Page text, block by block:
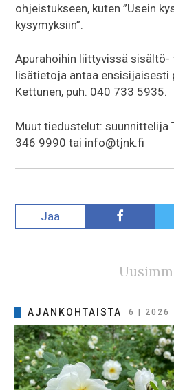
ohjeistukseen, kuten ”Usein
kysymyksiin”.
Apurahoihin liittyvissä sisältö-
lisätietoja antaa ensisijaisesti
Kettunen, puh. 040 733 5935.
Muut tiedustelut: suunnittelija
346 9990 tai info@tjnk.fi
Jaa
AJANKOHTAISTA 6 | 2026